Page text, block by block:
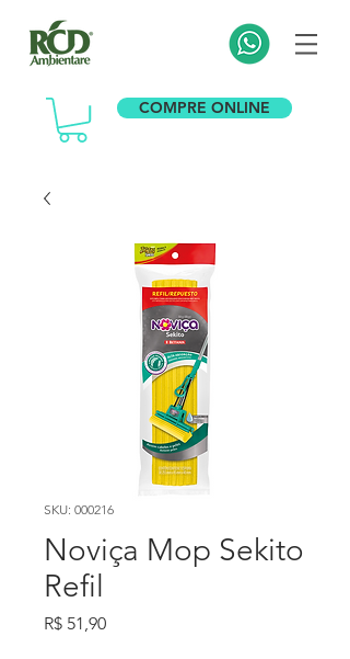
COMPRE ONLINE
SKU: 000216
Noviça Mop Sekito
Refil
R$ 51,90Preço